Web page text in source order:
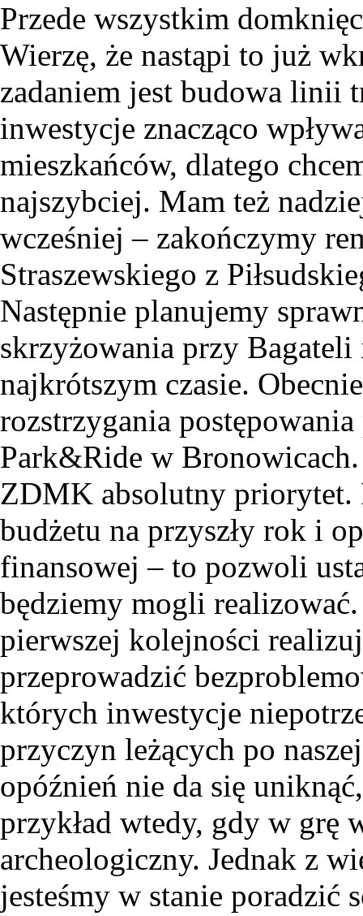
Przede wszystkim
Wierzę, że nastąpi to już
zadaniem jest budowa linii
inwestycje znacząco
mieszkańców, dlatego
najszybciej. Mam też
wcześniej – zakończymy
Straszewskiego z
Następnie planujemy
skrzyżowania przy
najkrótszym czasie.
rozstrzygania
Park&Ride w
ZDMK absolutny priorytet.
budżetu na przyszły rok i
finansowej – to pozwoli
będziemy mogli
pierwszej kolejności
przeprowadzić
których inwestycje
przyczyn leżących po
opóźnień nie da się
przykład wtedy, gdy w grę
archeologiczny. Jednak z
jesteśmy w stanie poradzić